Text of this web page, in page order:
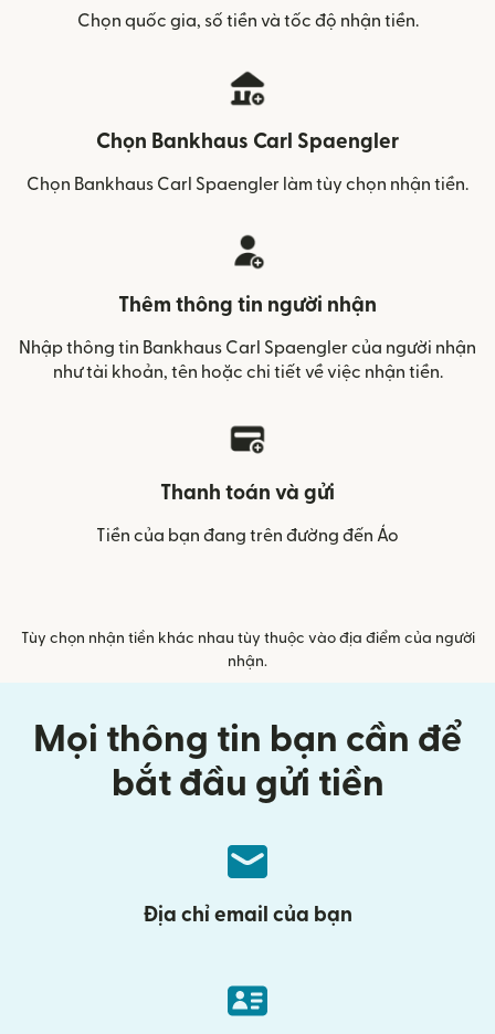
Chọn quốc gia, số tiền và tốc độ nhận tiền.
Chọn Bankhaus Carl Spaengler
Chọn Bankhaus Carl Spaengler làm tùy chọn nhận tiền.
Thêm thông tin người nhận
Nhập thông tin Bankhaus Carl Spaengler của người nhận
như tài khoản, tên hoặc chi tiết về việc nhận tiền.
Thanh toán và gửi
Tiền của bạn đang trên đường đến Áo
Tùy chọn nhận tiền khác nhau tùy thuộc vào địa điểm của người
nhận.
Mọi thông tin bạn cần để
bắt đầu gửi tiền
Địa chỉ email của bạn